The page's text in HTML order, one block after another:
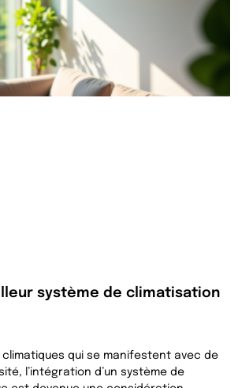
système de climatisation
climatiques qui se manifestent avec de
l’intégration d’un système de